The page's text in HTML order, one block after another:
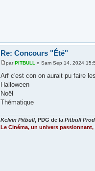
Re: Concours "Été"
parPITBULL » Sam Sep 14, 2024
Arf c'est con on aurait pu faire
Halloween
Noël
Thématique
Kelvin Pitbull, PDG de la Pitbull
Le Cinéma, un univers